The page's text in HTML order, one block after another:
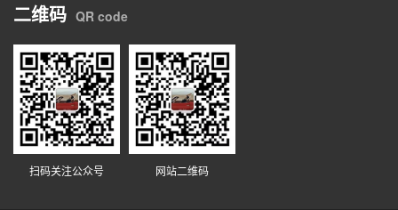
二维码 QR code
扫码关注公众号 网站二维码